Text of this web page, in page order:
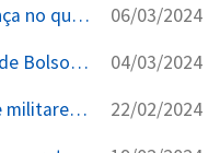
PGR pede soltura por mudança no quadro inicial 06/03/2024
Quebra de sigilo telemático de Bolsonaro por minuta do golpe 04/03/2024
Busca contra Filipe Martins e militares por minuta do golpe 22/02/2024